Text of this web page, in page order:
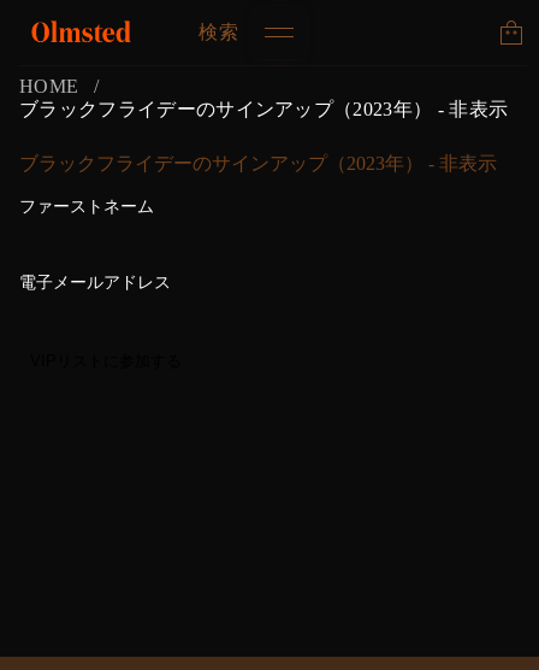
検索
HOME
ブラックフライデーのサインアップ（2023年） - 非表示
ブラックフライデーのサインアップ（2023年） - 非表示
ファーストネーム
電子メールアドレス